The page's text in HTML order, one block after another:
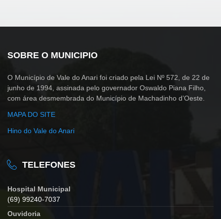
SOBRE O MUNICIPIO
O Município de Vale do Anari foi criado pela Lei Nº 572, de 22 de
junho de 1994, assinada pelo governador Oswaldo Piana Filho,
com área desmembrada do Município de Machadinho d’Oeste.
MAPA DO SITE
Hino do Vale do Anari
TELEFONES
Hospital Municipal
(69) 99240-7037
Ouvidoria